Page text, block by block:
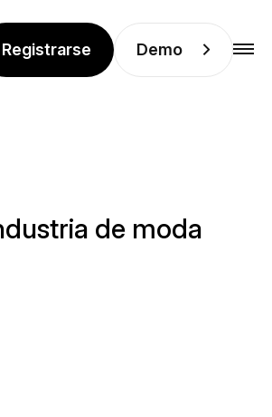
Registrarse Demo
de moda